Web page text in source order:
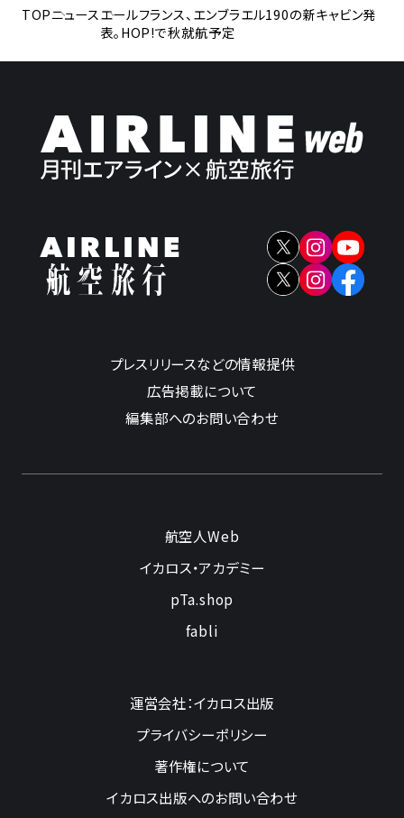
TOPニュースエールフランス、エンブラエル190の新キャビン発
表。HOP!で秋就航予定
プレスリリースなどの情報提供
広告掲載について
編集部へのお問い合わせ
航空人Web
イカロス・アカデミー
pTa.shop
fabli
運営会社：イカロス出版
プライバシーポリシー
著作権について
イカロス出版へのお問い合わせ